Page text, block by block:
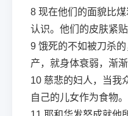
8 现在他们的面貌比
认识。他们的皮肤紧
9 饿死的不如被刀杀
产，就身体衰弱，渐渐
10 慈悲的妇人，当我
自己的儿女作为食物。